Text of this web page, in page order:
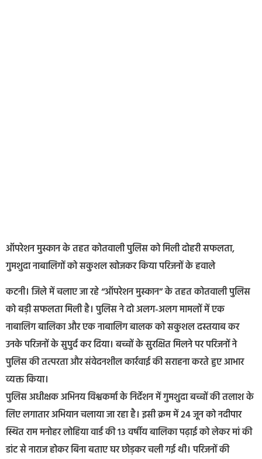
ऑपरेशन मुस्कान के तहत कोतवाली पुलिस को मिली दोहरी सफलता,
गुमशुदा नाबालिगों को सकुशल खोजकर किया परिजनों के हवाले
कटनी। जिले में चलाए जा रहे “ऑपरेशन मुस्कान” के तहत कोतवाली पुलिस
को बड़ी सफलता मिली है। पुलिस ने दो अलग-अलग मामलों में एक
नाबालिग बालिका और एक नाबालिग बालक को सकुशल दस्तयाब कर
उनके परिजनों के सुपुर्द कर दिया। बच्चों के सुरक्षित मिलने पर परिजनों ने
पुलिस की तत्परता और संवेदनशील कार्रवाई की सराहना करते हुए आभार
व्यक्त किया।
पुलिस अधीक्षक अभिनय विश्वकर्मा के निर्देशन में गुमशुदा बच्चों की तलाश के
लिए लगातार अभियान चलाया जा रहा है। इसी क्रम में 24 जून को नदीपार
स्थित राम मनोहर लोहिया वार्ड की 13 वर्षीय बालिका पढ़ाई को लेकर मां की
डांट से नाराज होकर बिना बताए घर छोड़कर चली गई थी। परिजनों की